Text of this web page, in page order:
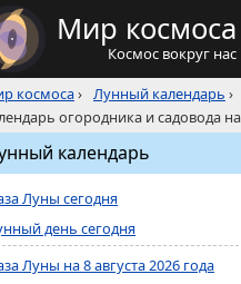
Мир космоса
Космос вокруг нас
космоса› Лунный календарь ›
огородника и садовода
календарь
Луны сегодня
день сегодня
Луны на 8 августа 2026 года